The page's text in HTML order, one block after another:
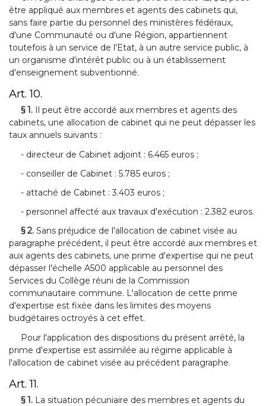
être appliqué aux membres et agents des cabinets qui,
sans faire partie du personnel des ministères fédéraux,
d'une Communauté ou d'une Région, appartiennent
toutefois à un service de l'Etat, à un autre service public, à
un organisme d'intérêt public ou à un établissement
d'enseignement subventionné.
Art. 10.
§ 1. Il peut être accordé aux membres et agents des
cabinets, une allocation de cabinet qui ne peut dépasser les
taux annuels suivants :
- directeur de Cabinet adjoint : 6.465 euros ;
- conseiller de Cabinet : 5.785 euros ;
- attaché de Cabinet : 3.403 euros ;
- personnel affecté aux travaux d'exécution : 2.382 euros.
§ 2. Sans préjudice de l'allocation de cabinet visée au
paragraphe précédent, il peut être accordé aux membres et
aux agents des cabinets, une prime d'expertise qui ne peut
dépasser l'échelle A500 applicable au personnel des
Services du Collège réuni de la Commission
communautaire commune. L'allocation de cette prime
d'expertise est fixée dans les limites des moyens
budgétaires octroyés à cet effet.
Pour l'application des dispositions du présent arrêté, la
prime d'expertise est assimilée au régime applicable à
l'allocation de cabinet visée au précédent paragraphe.
Art. 11.
§ 1. La situation pécuniaire des membres et agents du